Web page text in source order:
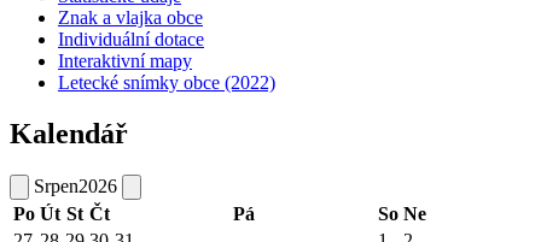
Znak a vlajka obce
Individuální dotace
Interaktivní mapy
Letecké snímky obce (2022)
Kalendář
Srpen2026
Po Út St Čt Pá So Ne